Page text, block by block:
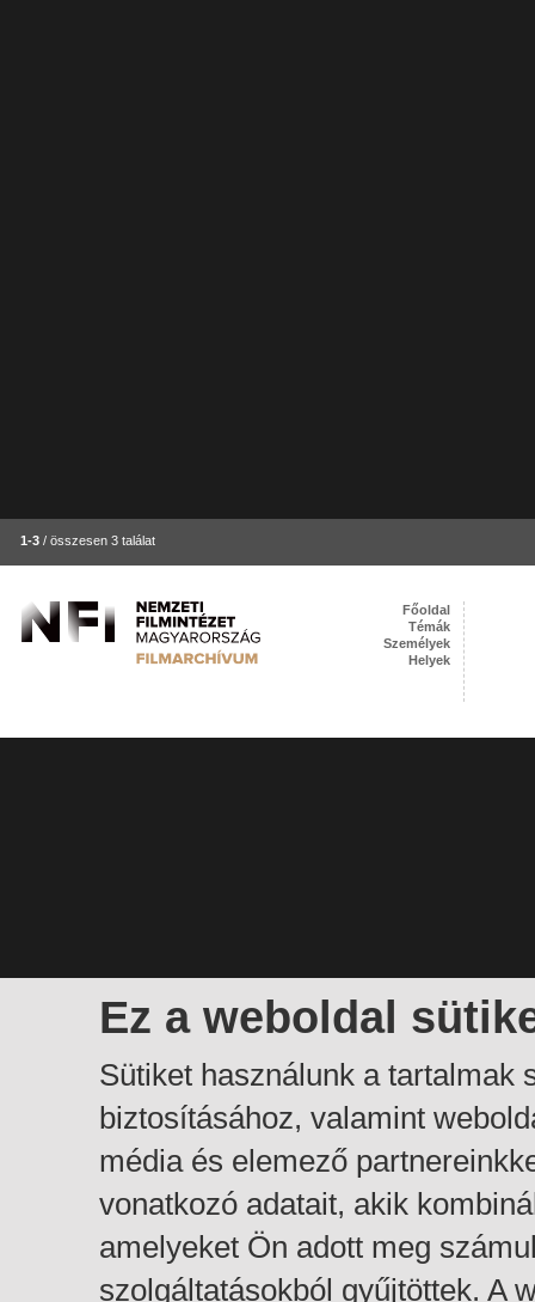
1-3 / összesen 3 találat
Ez a weboldal
Sütiket használunk a tartalmak
biztosításához, valamint
média és elemező
vonatkozó adatait, akik
amelyeket Ön adott meg
szolgáltatásokból gyűjtöttek. A
Főoldal
Témák
Személyek
Helyek